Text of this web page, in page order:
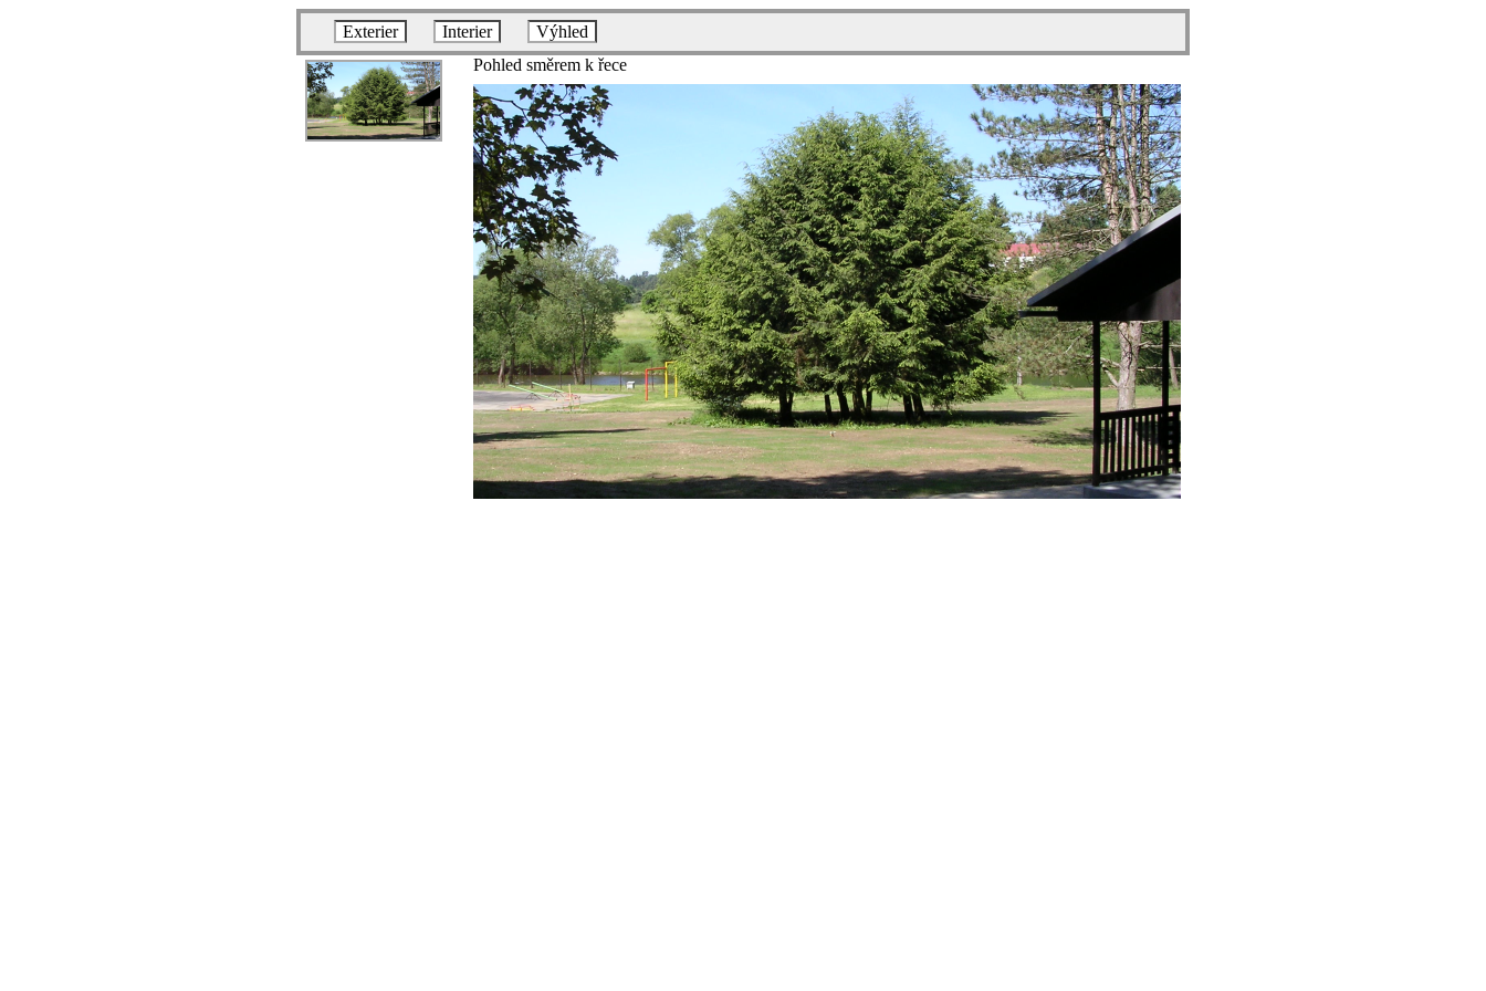
Exterier Interier
Výhled
Pohled směrem k řece